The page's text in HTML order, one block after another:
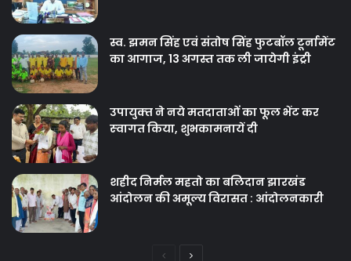
स्व. झमन सिंह एवं संतोष सिंह फुटबॉल टूर्नामेंट
का आगाज, 13 अगस्त तक ली जायेगी इंट्री
उपायुक्‍त ने नये मतदाताओंं का फूल भेंट कर
स्‍वागत किया, शुभकामनायें दी
शहीद निर्मल महतो का बलिदान झारखंड
आंदोलन की अमूल्य विरासत : आंदोलनकारी
PreviousNext